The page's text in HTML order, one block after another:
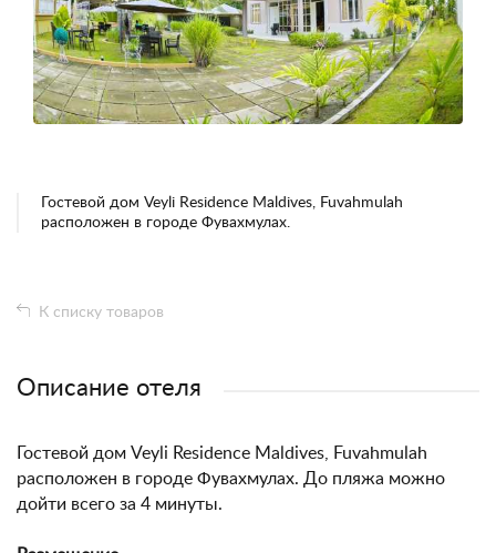
Гостевой дом Veyli Residence Maldives, Fuvahmulah
расположен в городе Фувахмулах.
К списку товаров
Описание отеля
Гостевой дом Veyli Residence Maldives, Fuvahmulah
расположен в городе Фувахмулах. До пляжа можно
дойти всего за 4 минуты.